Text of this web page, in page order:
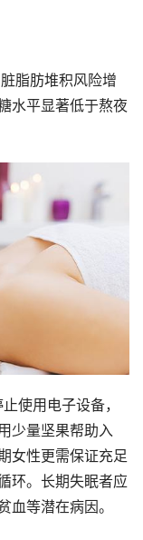
脂肪堆积风险增
水平显著低于熬夜
使用电子设备，
少量坚果帮助入
女性更需保证充足
环。长期失眠者应
血等潜在病因。